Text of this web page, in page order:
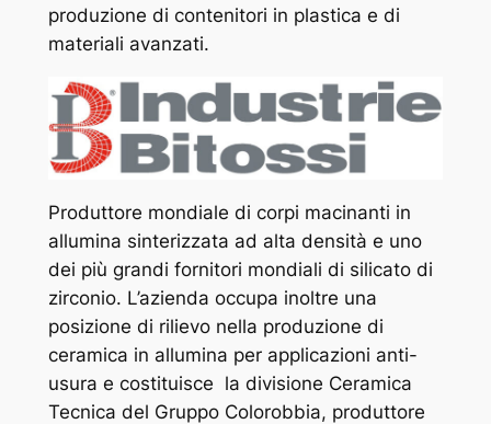
produzione di contenitori in plastica e di
materiali avanzati.
Produttore mondiale di corpi macinanti in
allumina sinterizzata ad alta densità e uno
dei più grandi fornitori mondiali di silicato di
zirconio. L’azienda occupa inoltre una
posizione di rilievo nella produzione di
ceramica in allumina per applicazioni anti-
usura e costituisce la divisione Ceramica
Tecnica del Gruppo Colorobbia, produttore